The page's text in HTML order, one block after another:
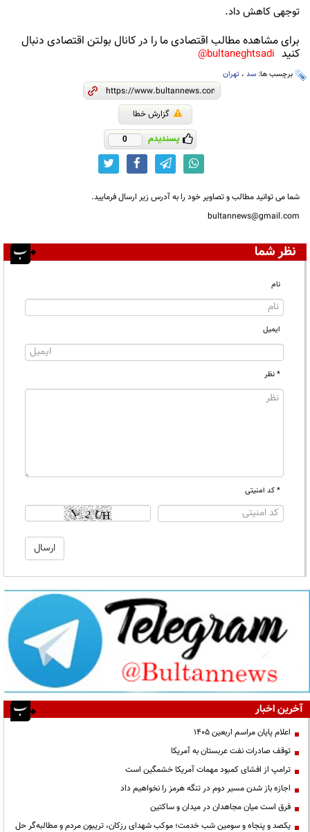
توجهی کاهش داد.
برای مشاهده مطالب اقتصادی ما را در کانال بولتن اقتصادی دنبال
کنید bultaneghtsadi@
برچسب ها: سد ، تهران
گزارش خطا
پسندیدم 0
شما می توانید مطالب و تصاویر خود را به آدرس زیر ارسال فرمایید.
bultannews@gmail.com
نظر شما
نام
ایمیل
* نظر
* کد امنیتی
آخرین اخبار
اعلام پایان مراسم اربعین ۱۴۰۵
توقف صادرات نفت عربستان به آمریکا
ترامپ از افشای کمبود مهمات آمریکا خشمگین است
اجازه باز شدن مسیر دوم در تنگه هرمز را نخواهیم داد
فرق است میان مجاهدان در میدان و ساکتین
یکصد و پنجاه و سومین شب خدمت؛ موکب شهدای رزکان، تریبون مردم و مطالبه‌گر حل